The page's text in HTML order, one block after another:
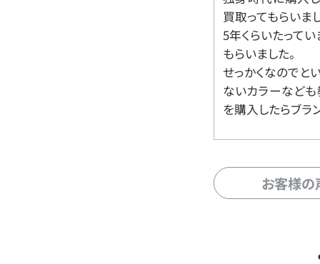
買取ってもらいま
5年くらいたって
もらいました。
せっかくなのでと
ないカラーなども
を購入したらブラ
お客様